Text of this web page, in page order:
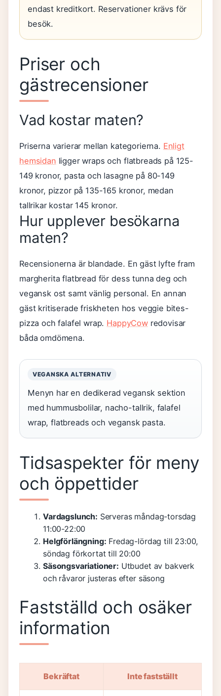
endast kreditkort. Reservationer krävs för
besök.
Priser och
gästrecensioner
Vad kostar maten?
Priserna varierar mellan kategorierna. Enligt
hemsidan ligger wraps och flatbreads på 125-
149 kronor, pasta och lasagne på 80-149
kronor, pizzor på 135-165 kronor, medan
tallrikar kostar 145 kronor.
Hur upplever besökarna
maten?
Recensionerna är blandade. En gäst lyfte fram
margherita flatbread för dess tunna deg och
vegansk ost samt vänlig personal. En annan
gäst kritiserade friskheten hos veggie bites-
pizza och falafel wrap. HappyCowredovisar
båda omdömena.
VEGANSKA ALTERNATIV
Menyn har en dedikerad vegansk sektion
med hummusbolilar, nacho-tallrik, falafel
wrap, flatbreads och vegansk pasta.
Tidsaspekter för meny
och öppettider
Vardagslunch: Serveras måndag-torsdag
11:00-22:00
Helgförlängning: Fredag-lördag till 23:00,
söndag förkortat till 20:00
Säsongsvariationer: Utbudet av bakverk
och råvaror justeras efter säsong
Fastställd och osäker
information
Bekräftat Inte fastställt